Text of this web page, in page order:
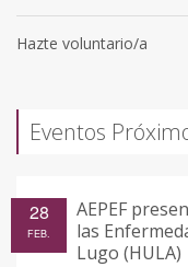
Hazte voluntario/a
Eventos
AEPEF
las
Lugo (HULA)
28
FEB.